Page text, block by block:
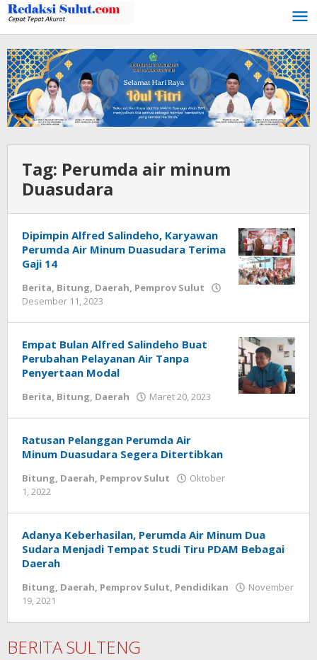
Lewati
ke
konten
Tag: Perumda air minum
Duasudara
Dipimpin Alfred Salindeho, Karyawan
Perumda Air Minum Duasudara Terima
Gaji 14
Berita, Bitung, Daerah, Pemprov Sulut
Desember 11, 2023
Empat Bulan Alfred Salindeho Buat
Perubahan Pelayanan Air Tanpa
Penyertaan Modal
Berita, Bitung, Daerah Maret 20, 2023
oleh
Ratusan Pelanggan Perumda Air
Minum Duasudara Segera Ditertibkan
Bitung, Daerah, Pemprov Sulut
Oktober
1, 2022
Adanya Keberhasilan, Perumda Air Minum Dua
Sudara Menjadi Tempat Studi Tiru PDAM Bebagai
Daerah
Bitung, Daerah, Pemprov Sulut, Pendidikan
November
19, 2021
BERITA SULTENG